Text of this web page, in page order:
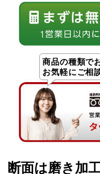
商品の種類で
お気軽にご相
断面は磨き加